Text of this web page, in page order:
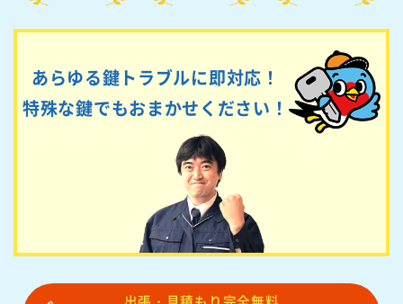
あらゆる鍵トラブルに即対応！
特殊な鍵でもおまかせください！